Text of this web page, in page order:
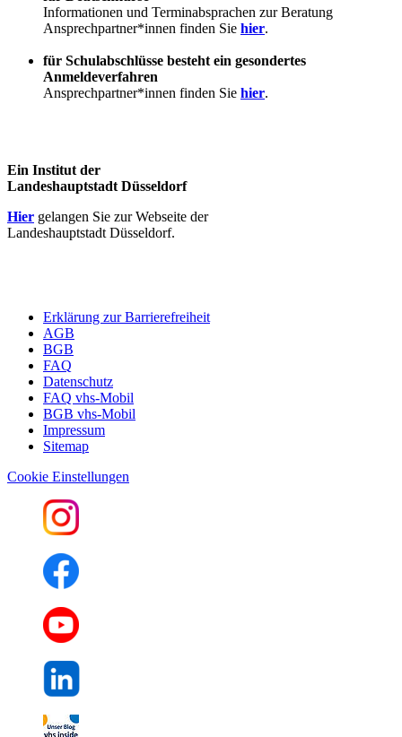
Informationen und Terminabsprachen zur Beratung
Ansprechpartner*innen finden Sie hier.
für Schulabschlüsse besteht ein gesondertes
Anmeldeverfahren
Ansprechpartner*innen finden Sie hier.
Ein Institut der
Landeshauptstadt Düsseldorf
Hier gelangen Sie zur Webseite der
Landeshauptstadt Düsseldorf.
Erklärung zur Barrierefreiheit
AGB
BGB
FAQ
Datenschutz
FAQ vhs-Mobil
BGB vhs-Mobil
Impressum
Sitemap
Cookie Einstellungen